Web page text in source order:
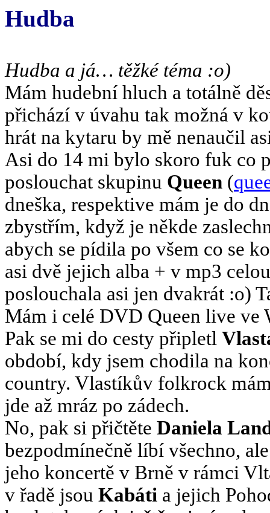
Hudba
Hudba a já… těžké téma :o)
Mám hudební hluch a totálně
přichází v úvahu tak možná v
hrát na kytaru by mě nenaučil
Asi do 14 mi bylo skoro fuk co
poslouchat skupinu Queen (
dneška, respektive mám je do
zbystřím, když je někde
abych se pídila po všem co se
asi dvě jejich alba + v mp3
poslouchala asi jen dvakrát :o)
Mám i celé DVD Queen live ve
Pak se mi do cesty připletl
období, kdy jsem chodila na
country. Vlastíkův folkrock
jde až mráz po zádech.
No, pak si přičtěte Daniela
bezpodmínečně líbí všechno,
jeho koncertě v Brně v rámci
v řadě jsou Kabáti a jejich